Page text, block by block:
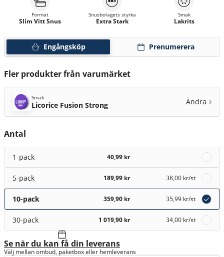
Engångsköp Prenumerera
Format
Slim Vitt Snus
Snusbolagets styrka
Extra Stark
Smak
Lakrits
Fler produkter från varumärket
Smak
Licorice Fusion Strong Ändra
Antal
1-pack 40,99 kr
5-pack 189,99 kr 38,00 kr/st
10-pack 359,90 kr 35,99 kr/st
30-pack 1 019,90 kr 34,00 kr/st
Se när du kan få din leverans
Välj mellan ombud, paketbox eller hemleverans